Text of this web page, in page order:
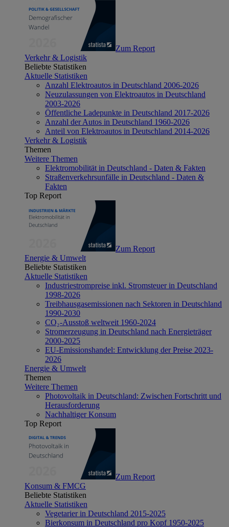
Zum Report
Verkehr & Logistik
Beliebte Statistiken
Aktuelle Statistiken
Anzahl Elektroautos in Deutschland 2006-2026
Neuzulassungen von Elektroautos in Deutschland
2003-2026
Öffentliche Ladepunkte in Deutschland 2017-2026
Anzahl der Autos in Deutschland 1960-2026
Anteil von Elektroautos in Deutschland 2014-2026
Verkehr & Logistik
Themen
Weitere Themen
Elektromobilität in Deutschland - Daten & Fakten
Straßenverkehrsunfälle in Deutschland - Daten &
Fakten
Top Report
Zum Report
Energie & Umwelt
Beliebte Statistiken
Aktuelle Statistiken
Industriestrompreise inkl. Stromsteuer in Deutschland
1998-2026
Treibhausgasemissionen nach Sektoren in Deutschland
1990-2030
CO₂-Ausstoß weltweit 1960-2024
Stromerzeugung in Deutschland nach Energieträger
2000-2025
EU-Emissionshandel: Entwicklung der Preise 2023-
2026
Energie & Umwelt
Themen
Weitere Themen
Photovoltaik in Deutschland: Zwischen Fortschritt und
Herausforderung
Nachhaltiger Konsum
Top Report
Zum Report
Konsum & FMCG
Beliebte Statistiken
Aktuelle Statistiken
Vegetarier in Deutschland 2015-2025
Bierkonsum in Deutschland pro Kopf 1950-2025